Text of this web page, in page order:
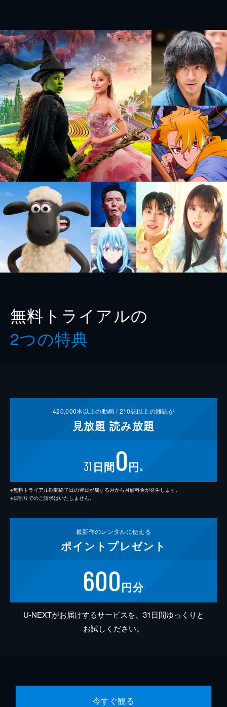
無料トライアルの
2つの特典
420,000本以上の動画 /210誌以上の雑誌が
見放題 読み放題
31 日間0円 ※
※無料トライアル期間終了日の翌日が属する月から月額料金が発生します。
※日割りでのご請求はいたしません。
最新作のレンタルに使える
ポイント プレゼント
600円分
U-NEXTがお届けするサービスを、31日間ゆっくりと
お試しください。
今すぐ観る